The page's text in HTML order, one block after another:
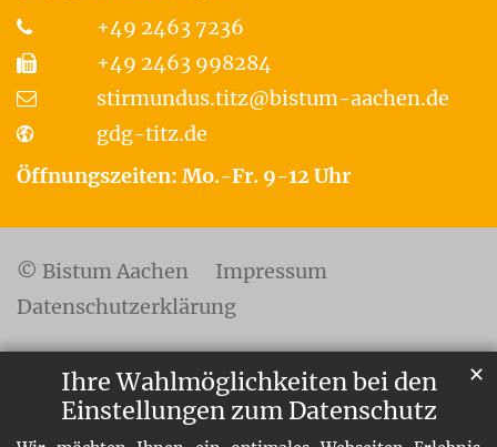
Ihre Wahlmöglichkeiten bei den
Einstellungen zum Datenschutz
✕
+49 2463 7236
+49 2463 998284
stirmundus.titz@bistum-aachen.de
gdg-titz.de
Öffnungszeiten: Mo.-Fr. 9-12 Uhr
© Bistum Aachen
Impressum
Datenschutzerklärung